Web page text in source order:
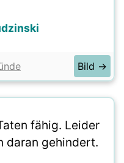
Bild →
fähig. Leider
daran gehindert.